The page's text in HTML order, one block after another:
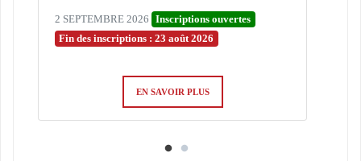
2 SEPTEMBRE 2026
Inscriptions ouvertes
Fin des inscriptions : 23 août 2026
EN SAVOIR PLUS